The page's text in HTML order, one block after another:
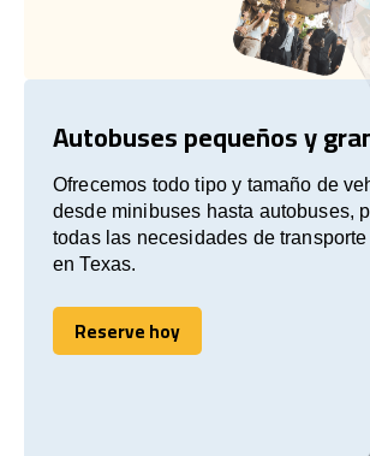
Autobuses pequeños y
Ofrecemos todo tipo y tamaño de
desde minibuses hasta autobuses,
todas las necesidades de
en Texas.
Reserve hoy
Reserve hoy